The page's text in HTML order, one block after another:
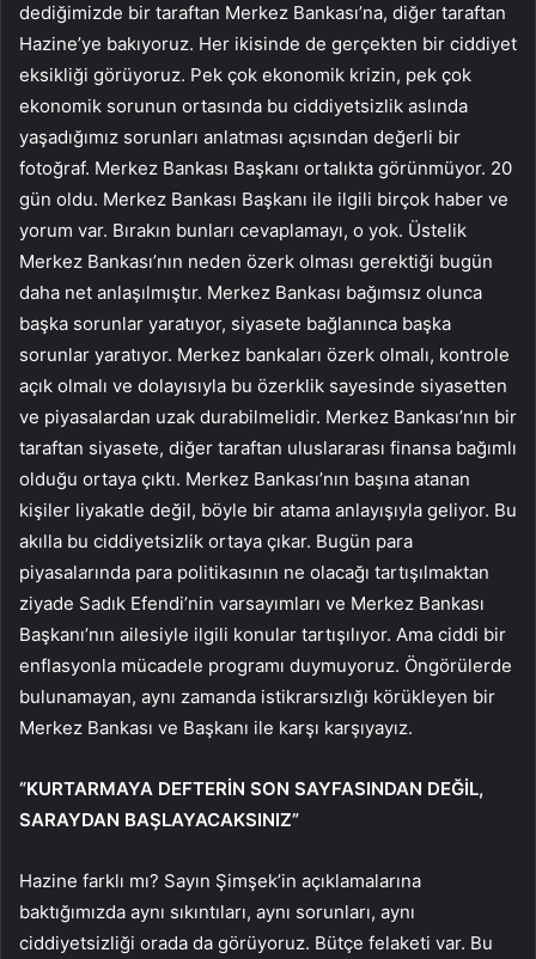
dediğimizde bir taraftan Merkez Bankası’na, diğer taraftan
Hazine’ye bakıyoruz. Her ikisinde de gerçekten bir ciddiyet
eksikliği görüyoruz. Pek çok ekonomik krizin, pek çok
ekonomik sorunun ortasında bu ciddiyetsizlik aslında
yaşadığımız sorunları anlatması açısından değerli bir
fotoğraf. Merkez Bankası Başkanı ortalıkta görünmüyor. 20
gün oldu. Merkez Bankası Başkanı ile ilgili birçok haber ve
yorum var. Bırakın bunları cevaplamayı, o yok. Üstelik
Merkez Bankası’nın neden özerk olması gerektiği bugün
daha net anlaşılmıştır. Merkez Bankası bağımsız olunca
başka sorunlar yaratıyor, siyasete bağlanınca başka
sorunlar yaratıyor. Merkez bankaları özerk olmalı, kontrole
açık olmalı ve dolayısıyla bu özerklik sayesinde siyasetten
ve piyasalardan uzak durabilmelidir. Merkez Bankası’nın bir
taraftan siyasete, diğer taraftan uluslararası finansa bağımlı
olduğu ortaya çıktı. Merkez Bankası’nın başına atanan
kişiler liyakatle değil, böyle bir atama anlayışıyla geliyor. Bu
akılla bu ciddiyetsizlik ortaya çıkar. Bugün para
piyasalarında para politikasının ne olacağı tartışılmaktan
ziyade Sadık Efendi’nin varsayımları ve Merkez Bankası
Başkanı’nın ailesiyle ilgili konular tartışılıyor. Ama ciddi bir
enflasyonla mücadele programı duymuyoruz. Öngörülerde
bulunamayan, aynı zamanda istikrarsızlığı körükleyen bir
Merkez Bankası ve Başkanı ile karşı karşıyayız.
“KURTARMAYA DEFTERİN SON SAYFASINDAN DEĞİL,
SARAYDAN BAŞLAYACAKSINIZ”
Hazine farklı mı? Sayın Şimşek’in açıklamalarına
baktığımızda aynı sıkıntıları, aynı sorunları, aynı
ciddiyetsizliği orada da görüyoruz. Bütçe felaketi var. Bu